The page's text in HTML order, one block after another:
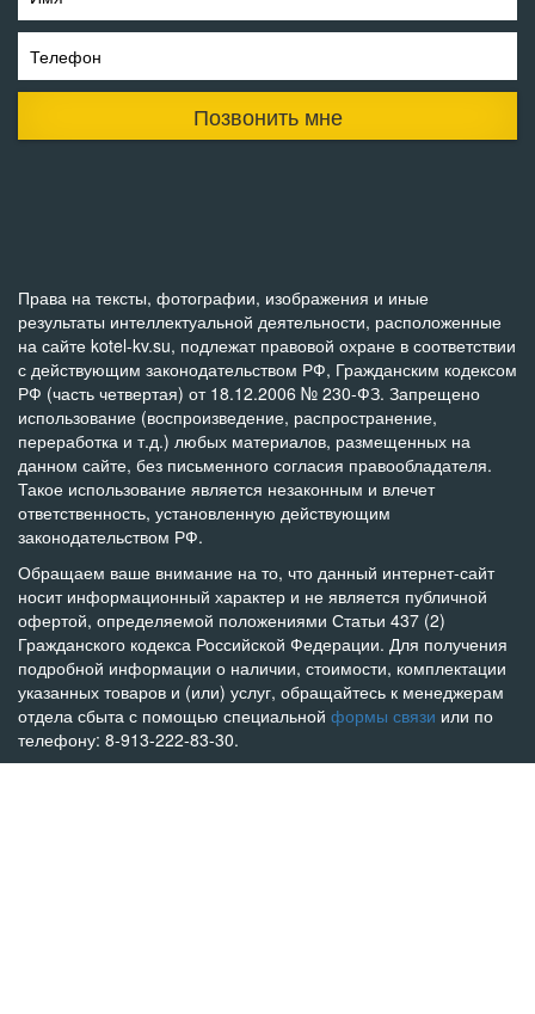
Телефон
Позвонить мне
Права на тексты, фотографии, изображения и иные
результаты интеллектуальной деятельности, расположенные
на сайте kotel-kv.su, подлежат правовой охране в соответствии
с действующим законодательством РФ, Гражданским кодексом
РФ (часть четвертая) от 18.12.2006 № 230-ФЗ. Запрещено
использование (воспроизведение, распространение,
переработка и т.д.) любых материалов, размещенных на
данном сайте, без письменного согласия правообладателя.
Такое использование является незаконным и влечет
ответственность, установленную действующим
законодательством РФ.
Обращаем ваше внимание на то, что данный интернет-сайт
носит информационный характер и не является публичной
офертой, определяемой положениями Статьи 437 (2)
Гражданского кодекса Российской Федерации. Для получения
подробной информации о наличии, стоимости, комплектации
указанных товаров и (или) услуг, обращайтесь к менеджерам
отдела сбыта с помощью специальной формы связи или по
телефону: 8-913-222-83-30.